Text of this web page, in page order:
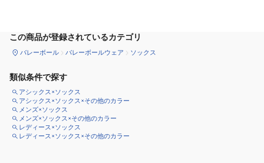
この商品が登録されているカテゴリ
バレーボール バレーボールウェア ソックス
類似条件で探す
アシックス×ソックス
アシックス×ソックス×その他のカラー
メンズ×ソックス
メンズ×ソックス×その他のカラー
レディース×ソックス
レディース×ソックス×その他のカラー